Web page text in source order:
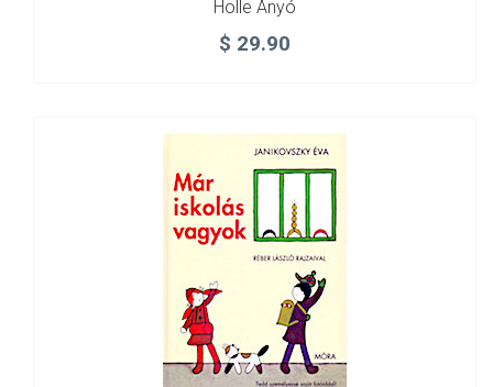
Holle Anyó
$ 29.90